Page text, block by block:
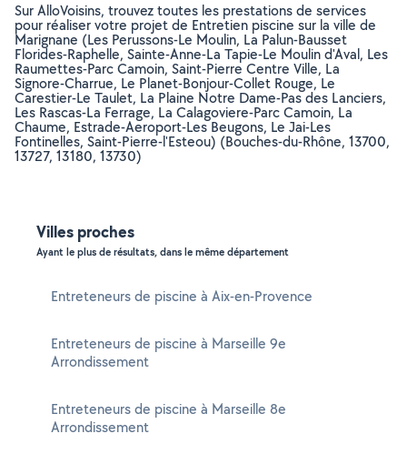
Sur AlloVoisins, trouvez toutes les prestations de services
pour réaliser votre projet de Entretien piscine sur la ville de
Marignane (Les Perussons-Le Moulin, La Palun-Bausset
Florides-Raphelle, Sainte-Anne-La Tapie-Le Moulin d'Aval, Les
Raumettes-Parc Camoin, Saint-Pierre Centre Ville, La
Signore-Charrue, Le Planet-Bonjour-Collet Rouge, Le
Carestier-Le Taulet, La Plaine Notre Dame-Pas des Lanciers,
Les Rascas-La Ferrage, La Calagoviere-Parc Camoin, La
Chaume, Estrade-Aeroport-Les Beugons, Le Jai-Les
Fontinelles, Saint-Pierre-l'Esteou) (Bouches-du-Rhône, 13700,
13727, 13180, 13730)
Villes proches
Ayant le plus de résultats, dans le même département
Entreteneurs de piscine à Aix-en-Provence
Entreteneurs de piscine à Marseille 9e
Arrondissement
Entreteneurs de piscine à Marseille 8e
Arrondissement